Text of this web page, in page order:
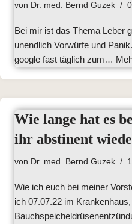
von Dr. med. Bernd Guzek
Bei mir ist das Thema Leber
unendlich Vorwürfe und
google fast täglich zum…
Wie lange hat es
ihr abstinent
von Dr. med. Bernd Guzek
Wie ich euch bei meiner
ich 07.07.22 im